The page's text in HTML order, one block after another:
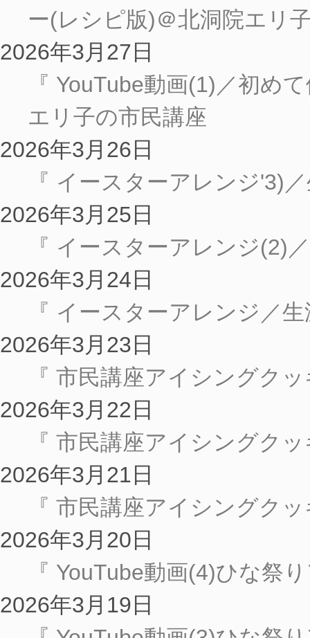
ー(レシピ版)＠北洞院エリ
2026年3月27日
『 YouTube動画(1)／初め
エリ子の市民講座
2026年3月26日
『 イースターアレンジ'3)
2026年3月25日
『 イースターアレンジ(2)
2026年3月24日
『 イースターアレンジ／
2026年3月23日
『 市民講座アイシングク
2026年3月22日
『 市民講座アイシングク
2026年3月21日
『 市民講座アイシングク
2026年3月20日
『 YouTube動画(4)ひな祭
2026年3月19日